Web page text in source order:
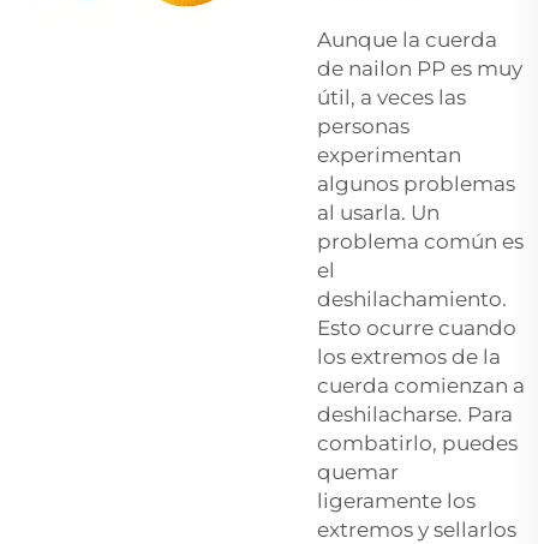
Aunque la cuerda
de nailon PP es muy
útil, a veces las
personas
experimentan
algunos problemas
al usarla. Un
problema común es
el
deshilachamiento.
Esto ocurre cuando
los extremos de la
cuerda comienzan a
deshilacharse. Para
combatirlo, puedes
quemar
ligeramente los
extremos y sellarlos